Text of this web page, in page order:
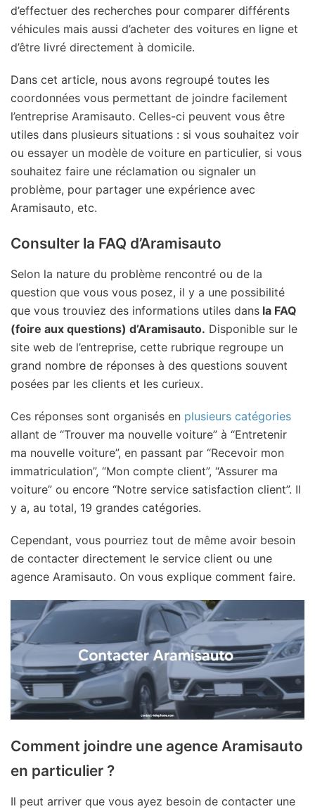
d’effectuer des recherches pour comparer différents
véhicules mais aussi d’acheter des voitures en ligne et
d’être livré directement à domicile.
Dans cet article, nous avons regroupé toutes les
coordonnées vous permettant de joindre facilement
l’entreprise Aramisauto. Celles-ci peuvent vous être
utiles dans plusieurs situations : si vous souhaitez voir
ou essayer un modèle de voiture en particulier, si vous
souhaitez faire une réclamation ou signaler un
problème, pour partager une expérience avec
Aramisauto, etc.
Consulter la FAQ d’Aramisauto
Selon la nature du problème rencontré ou de la
question que vous vous posez, il y a une possibilité
que vous trouviez des informations utiles dans la FAQ
(foire aux questions) d’Aramisauto. Disponible sur le
site web de l’entreprise, cette rubrique regroupe un
grand nombre de réponses à des questions souvent
posées par les clients et les curieux.
Ces réponses sont organisés en plusieurs catégories
allant de “Trouver ma nouvelle voiture” à “Entretenir
ma nouvelle voiture”, en passant par “Recevoir mon
immatriculation”, “Mon compte client”, “Assurer ma
voiture” ou encore “Notre service satisfaction client”. Il
y a, au total, 19 grandes catégories.
Cependant, vous pourriez tout de même avoir besoin
de contacter directement le service client ou une
agence Aramisauto. On vous explique comment faire.
Comment joindre une agence Aramisauto
en particulier ?
Il peut arriver que vous ayez besoin de contacter une